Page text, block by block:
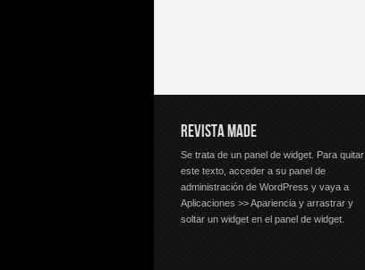
REVISTA MADE
Se trata de un panel de widget. Para quitar
este texto, acceder a su panel de
administración de WordPress y vaya a
Aplicaciones >> Apariencia y arrastrar y
soltar un widget en el panel de widget.